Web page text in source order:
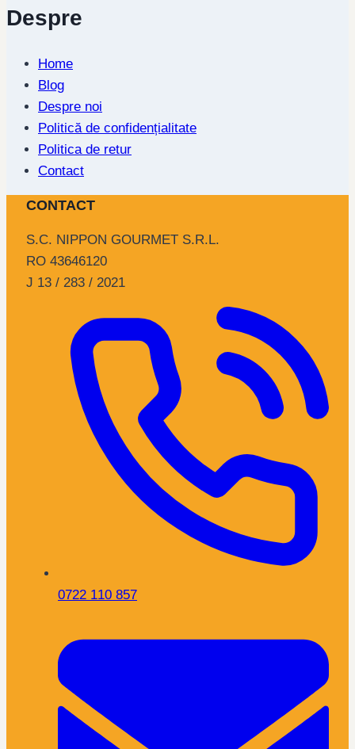
Despre
Home
Blog
Despre noi
Politică de confidențialitate
Politica de retur
Contact
CONTACT
S.C. NIPPON GOURMET S.R.L.
RO 43646120
J 13 / 283 / 2021
0722 110 857